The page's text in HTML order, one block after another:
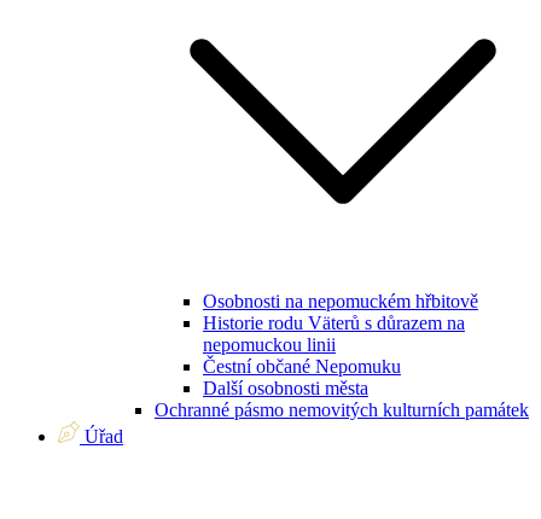
Osobnosti na nepomuckém hřbitově
Historie rodu Väterů s důrazem na
nepomuckou linii
Čestní občané Nepomuku
Další osobnosti města
Ochranné pásmo nemovitých kulturních památek
Úřad